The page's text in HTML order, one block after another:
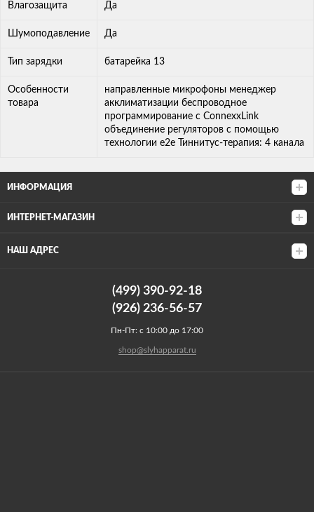
Влагозащита Да
Шумоподавление Да
Тип зарядки батарейка 13
Особенности
товара
направленные микрофоны менеджер
акклиматизации беспроводное
программирование с ConnexxLink
объединение регуляторов с помощью
технологии e2e Тиннитус-терапия: 4 канала
ИНФОРМАЦИЯ
ИНТЕРНЕТ-МАГАЗИН
НАШ АДРЕС
(499) 390-92-18
(926) 236-56-57
Пн-Пт: с 10:00 до 17:00
shop@slyhapparat.ru